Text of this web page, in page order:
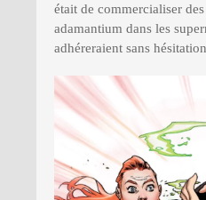
était de commercialiser
adamantium dans les
adhéreraient sans